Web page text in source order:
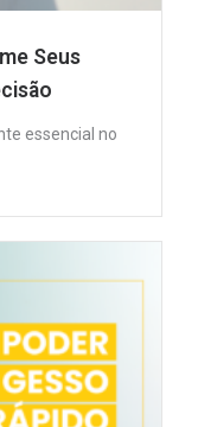
Seus
essencial no